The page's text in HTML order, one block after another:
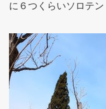
に６つくらいソロテ